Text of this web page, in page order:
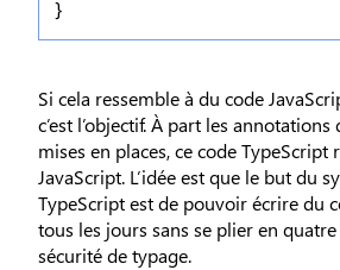
}
Si cela ressemble à du code
c’est l’objectif. À part les
mises en places, ce code TypeScript
JavaScript. L’idée est que le but du
TypeScript est de pouvoir écrire du
tous les jours sans se plier en
sécurité de typage.